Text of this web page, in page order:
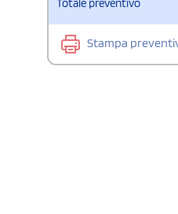
Totale preventivo
Stampa